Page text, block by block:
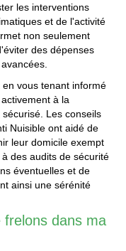
les interventions
et de l'activité
non seulement
des dépenses
vous tenant informé
à la
Les conseils
Nuisible ont aidé de
leur domicile exempt
des audits de sécurité
éventuelles et de
ainsi une sérénité
frelons dans ma